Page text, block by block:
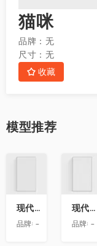
猫咪
品牌： 无
尺寸： 无
收藏
模型推荐
现代玻璃隔断
品牌: -
现代玻璃隔断
品牌: -